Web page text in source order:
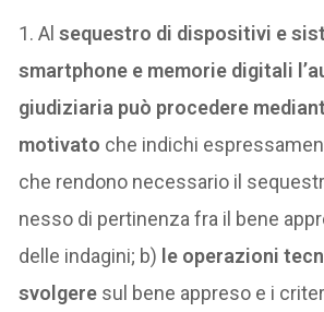
1. Alsequestro di dispositivi e
smartphone e memorie digitali
giudiziaria può procedere
motivato che indichi
che rendono necessario il
nesso di pertinenza fra il bene
delle indagini; b) le operazioni
svolgere sul bene appreso e i